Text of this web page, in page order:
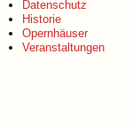
Datenschutz
Historie
Opernhäuser
Veranstaltungen